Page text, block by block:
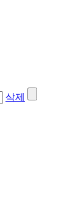
삭제